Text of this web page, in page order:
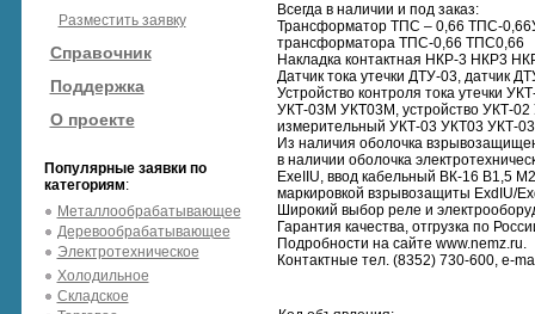
Разместить заявку
Справочник
Поддержка
О проекте
Популярные заявки по
категориям:
Металлообрабатывающее
Деревообрабатывающее
Электротехническое
Холодильное
Складское
Всегда в наличии и под заказ:
Трансформатор ТПС – 0,66 ТПС-
трансформатора ТПС-0,66 ТПС0,66
Накладка контактная НКР-3 НКР3
Датчик тока утечки ДТУ-03, датчик
Устройство контроля тока утечки
УКТ-03М УКТ03М, устройство УКТ-
измерительный УКТ-03 УКТ03 УКТ-
Из наличия оболочка
в наличии оболочка
ExeIIU, ввод кабельный ВК-16 В1,5
маркировкой взрывозащиты ExdIU/
Широкий выбор реле и
Гарантия качества, отгрузка по
Подробности на сайте www.nemz.ru.
Контактные тел. (8352) 730-600, e-